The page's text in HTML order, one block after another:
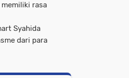
rasa
Syahida
dari para